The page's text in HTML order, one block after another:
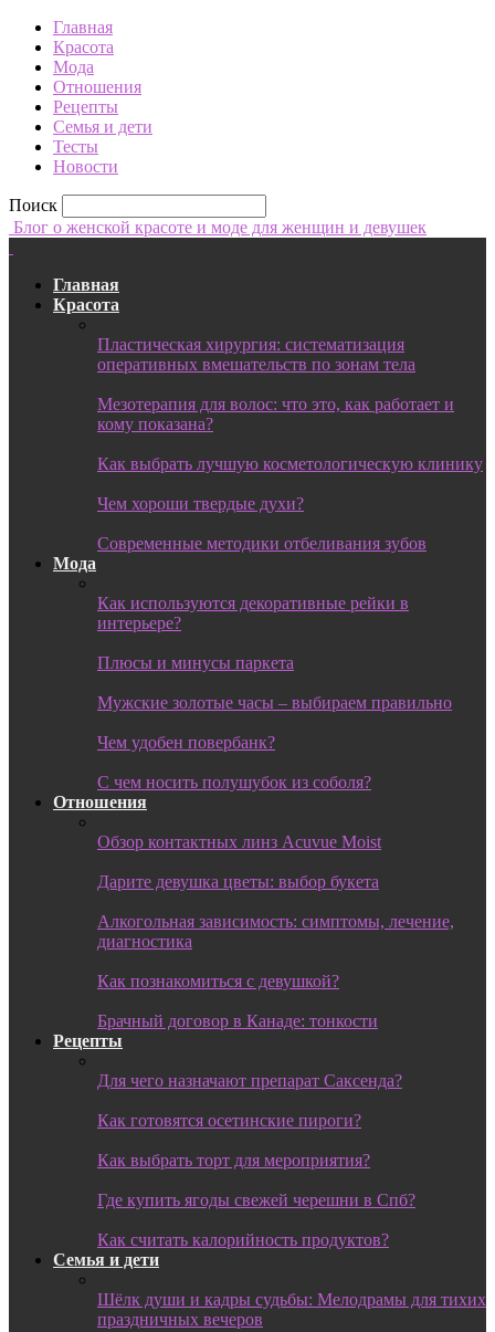
Главная
Красота
Мода
Отношения
Рецепты
Семья и дети
Тесты
Новости
Поиск
Блог о женской красоте и моде для женщин и девушек
Главная
Красота
Пластическая хирургия: систематизация
оперативных вмешательств по зонам тела
Мезотерапия для волос: что это, как работает и
кому показана?
Как выбрать лучшую косметологическую клинику
Чем хороши твердые духи?
Современные методики отбеливания зубов
Мода
Как используются декоративные рейки в
интерьере?
Плюсы и минусы паркета
Мужские золотые часы – выбираем правильно
Чем удобен повербанк?
С чем носить полушубок из соболя?
Отношения
Обзор контактных линз Acuvue Moist
Дарите девушка цветы: выбор букета
Алкогольная зависимость: симптомы, лечение,
диагностика
Как познакомиться с девушкой?
Брачный договор в Канаде: тонкости
Рецепты
Для чего назначают препарат Саксенда?
Как готовятся осетинские пироги?
Как выбрать торт для мероприятия?
Где купить ягоды свежей черешни в Спб?
Как считать калорийность продуктов?
Семья и дети
Шёлк души и кадры судьбы: Мелодрамы для тихих
праздничных вечеров